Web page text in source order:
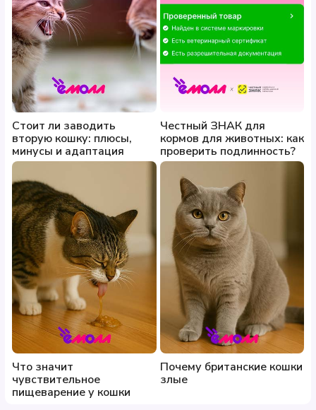
Стоит ли заводить
вторую кошку: плюсы,
минусы и адаптация
Честный ЗНАК для
кормов для животных: как
проверить подлинность?
Что значит
чувствительное
пищеварение у кошки
Почему британские кошки
злые